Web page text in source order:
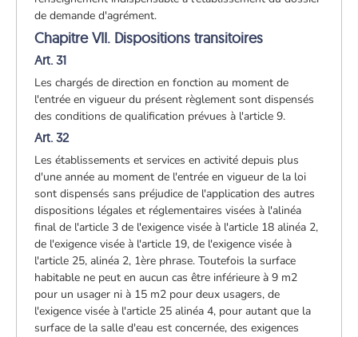
de demande d'agrément.
Chapitre VII. Dispositions transitoires
Art. 31
Les chargés de direction en fonction au moment de
l'entrée en vigueur du présent règlement sont dispensés
des conditions de qualification prévues à l'article 9.
Art. 32
Les établissements et services en activité depuis plus
d'une année au moment de l'entrée en vigueur de la loi
sont dispensés sans préjudice de l'application des autres
dispositions légales et réglementaires visées à l'alinéa
final de l'article 3 de l'exigence visée à l'article 18 alinéa 2,
de l'exigence visée à l'article 19, de l'exigence visée à
l'article 25, alinéa 2, 1ère phrase. Toutefois la surface
habitable ne peut en aucun cas être inférieure à 9 m2
pour un usager ni à 15 m2 pour deux usagers, de
l'exigence visée à l'article 25 alinéa 4, pour autant que la
surface de la salle d'eau est concernée, des exigences